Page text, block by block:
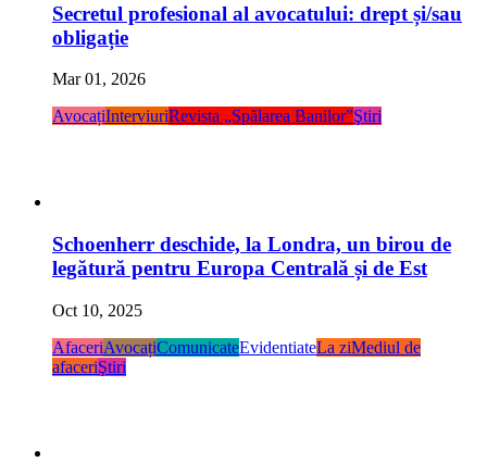
Secretul profesional al avocatului: drept și/sau
obligație
Mar 01, 2026
AvocațiInterviuriRevista „Spălarea Banilor”Ştiri
Schoenherr deschide, la Londra, un birou de
legătură pentru Europa Centrală și de Est
Oct 10, 2025
AfaceriAvocațiComunicateEvidentiateLa ziMediul de
afaceriŞtiri